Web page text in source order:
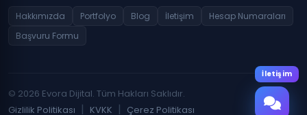
Hakkımızda Portfolyo Blog İletişim
Hesap Numaraları
Başvuru Formu
© 2026 Evora Dijital. Tüm Hakları Saklıdır.
Gizlilik Politikası | KVKK | Çerez Politikası
İletişim